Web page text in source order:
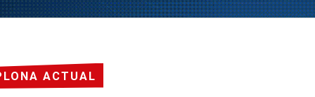
ACTUAL